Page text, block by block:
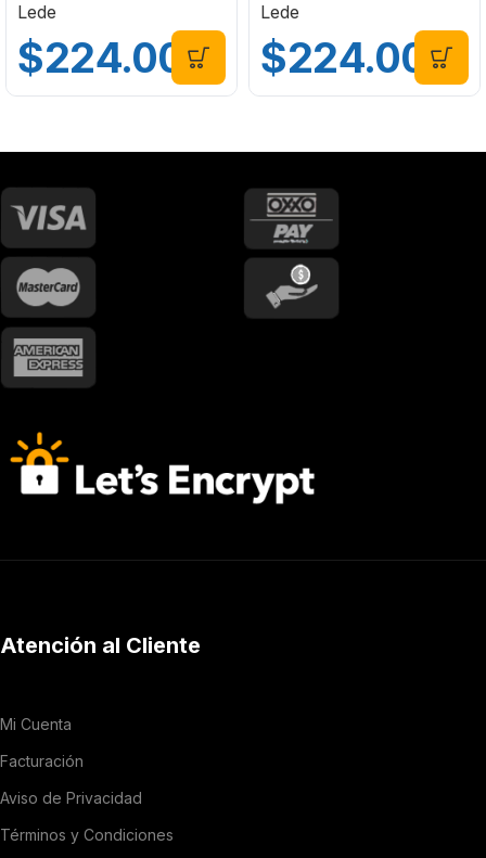
Lede
$224.00
Lede
$224.00
Atención al Cliente
Mi Cuenta
Facturación
Aviso de Privacidad
Términos y Condiciones